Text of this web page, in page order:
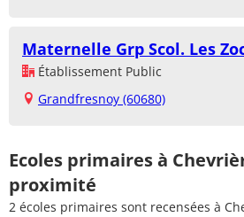
Maternelle Grp Scol. Les
Établissement Public
Grandfresnoy (60680)
Ecoles primaires à
proximité
2 écoles primaires sont recensées à